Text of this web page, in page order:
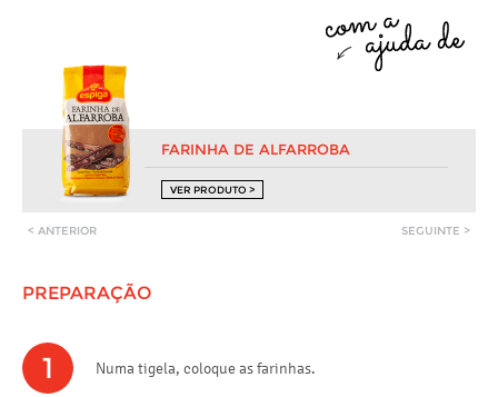
FARINHA DE ALFARROBA
VER PRODUTO >
< ANTERIOR SEGUINTE >
PREPARAÇÃO
1 Numa tigela, coloque as farinhas.